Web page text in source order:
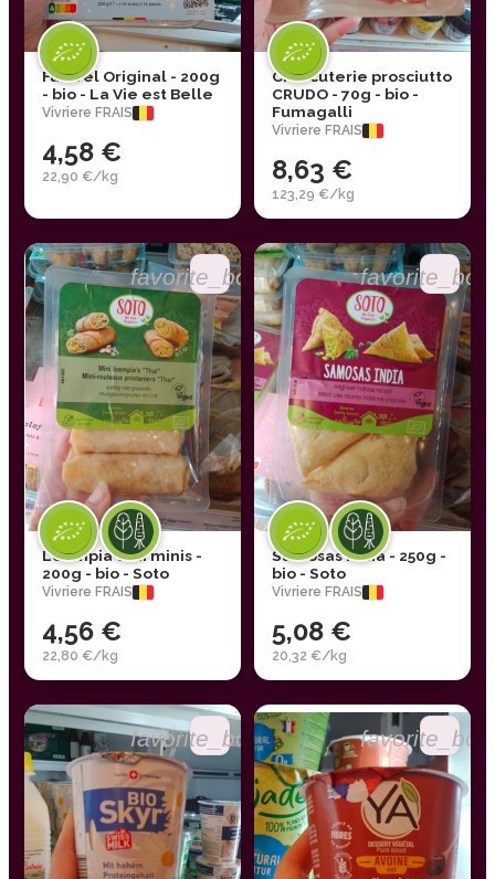
Falafel Original - 200g
- bio - La Vie est Belle
Vivriere FRAIS
4,58 €
22,90 €/kg
Charcuterie prosciutto
CRUDO - 70g - bio -
Fumagalli
Vivriere FRAIS
8,63 €
123,29 €/kg
favorite_border
Loempia thai minis -
200g - bio - Soto
Vivriere FRAIS
4,56 €
22,80 €/kg
Samosas india - 250g -
bio - Soto
Vivriere FRAIS
5,08 €
20,32 €/kg
favorite_border